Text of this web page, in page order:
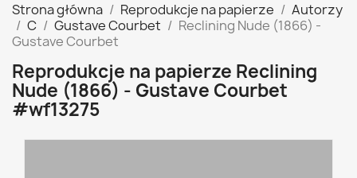
Strona główna Reprodukcje na papierze
Autorzy
C
Gustave Courbet
Reclining Nude (1866) -
Gustave Courbet
Reprodukcje na papierze Reclining
Nude (1866) - Gustave Courbet
#wf13275